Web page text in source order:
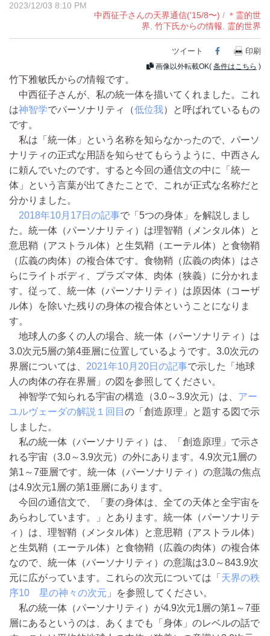
2023/12/03 8:10 PM
中西征子さんの天界通信('15/8〜) / ＊霊的世
界, 竹下氏からの情報, 霊的世界
ツイート Facebook
印刷
画像以外転載OK( 条件はこちら )
竹下雅敏氏からの情報です。
中西征子さんが、私の統一体を描いてくれました。これ
は神智学でパーソナリティ（低位我）と呼ばれているもの
です。
私は「統一体」という名称を知らなかったので、パーソ
ナリティの正式な用語を知らせてもらうように、中西さん
に頼んでいたのです。すると今回の通信文の中に「統一
体」という言葉が出てきたことで、これが正式な名称だと
分かりました。
2018年10月17日の記事で「5つの身体」を解説しまし
た。統一体（パーソナリティ）は理智鞘（メンタル体）と
意思鞘（アストラル体）と生気鞘（エーテル体）と食物鞘
（広義の肉体）の複合体です。食物鞘（広義の肉体）はさ
らにライトボディ、プラズマ体、肉体（狭義）に分かれま
す。従って、統一体（パーソナリティ）は原因体（コーザ
ル体）を除いた残りの身体の複合体ということになりま
す。
地球人の多くの人の場合、統一体（パーソナリティ）は
3.0次元5層の第4亜層に位置しているようです。3.0次元の
界層については、 2021年10月20日の記事で示した「地球
人の肉体の存在界層」の図を参照してください。
神智学で知られる宇宙の構造（3.0～3.9次元）は、 アー
ユルヴェーダの解説１回目 の「創造原理」と題する図で示
しました。
私の統一体（パーソナリティ）は、「創造原理」で示さ
れる宇宙（3.0～3.9次元）の外にあります。4.9次元1層の
第1～7亜層です。統一体（パーソナリティ）の意識の焦点
は4.9次元1層の第1亜層にあります。
今回の通信文で、「妻の身体は、全ての天体と全宇宙を
あらわしています。」とあります。統一体（パーソナリテ
ィ）は、理智鞘（メンタル体）と意思鞘（アストラル体）
と生気鞘（エーテル体）と食物鞘（広義の肉体）の複合体
なので、統一体（パーソナリティ）の意識は3.0～843.9次
元に広がっています。これらの次元については「 天界の秩
序10 星の神々の次元 」を参照してください。
私の統一体（パーソナリティ）が4.9次元1層の第1～7亜
層にあるというのは、あくまでも「身体」のレベルの話で